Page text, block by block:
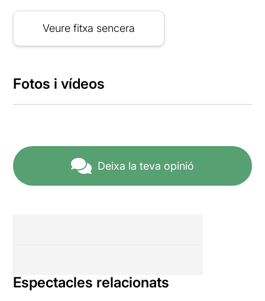
Veure fitxa sencera
Fotos i vídeos
Deixa la teva opinió
Espectacles relacionats